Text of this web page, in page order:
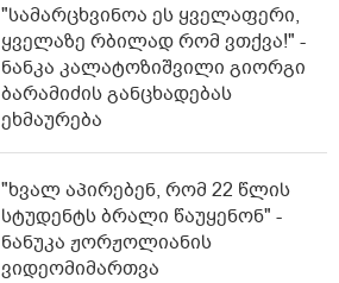
"სა­მარ­ცხვი­ნოა ეს ყვე­ლა­ფე­რი,
ყვე­ლა­ზე რბი­ლად რომ ვთქვა!" -
ნანკა კალატოზიშვილი გიორგი
ბარამიძის განცხადებას
ეხმაურება
"ხვალ აპირებენ, რომ 22 წლის
სტუდენტს ბრალი წაუყენონ" -
ნანუკა ჟორჟოლიანის
ვიდეომიმართვა